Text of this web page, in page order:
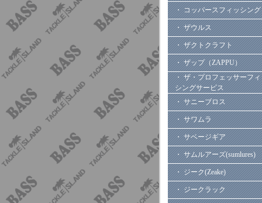
・ コッパースフィッシング
・ ザウルス
・ ザクトクラフト
・ ザップ（ZAPPU）
・ ザ・プロフェッサーフ
シングサービス
・ サニーブロス
・ サワムラ
・ サベージギア
・ サムルアーズ(sumlures)
・ ジーク(Zeake)
・ ジークラック